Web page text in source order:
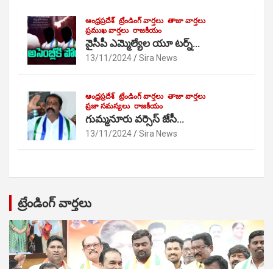
ఆంధ్రప్రదేశ్ ట్రేండింగ్ వార్తలు తాజా వార్తలు
ప్రముఖ వార్తలు రాజకీయం
వైసీపీ ఎమ్మెల్యేల యూ టర్న్…
13/11/2024 Sira News
ఆంధ్రప్రదేశ్ ట్రేండింగ్ వార్తలు తాజా వార్తలు
ప్రజా సమస్యలు రాజకీయం
గుమ్మనూరు వర్సెస్ జేసీ…
13/11/2024 Sira News
ట్రేండింగ్ వార్తలు